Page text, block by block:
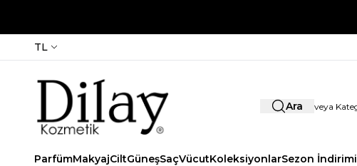
TL
Ara
ParfümMakyajCiltGüneşSaçVücutKoleksiyonlarSezon İndirimi